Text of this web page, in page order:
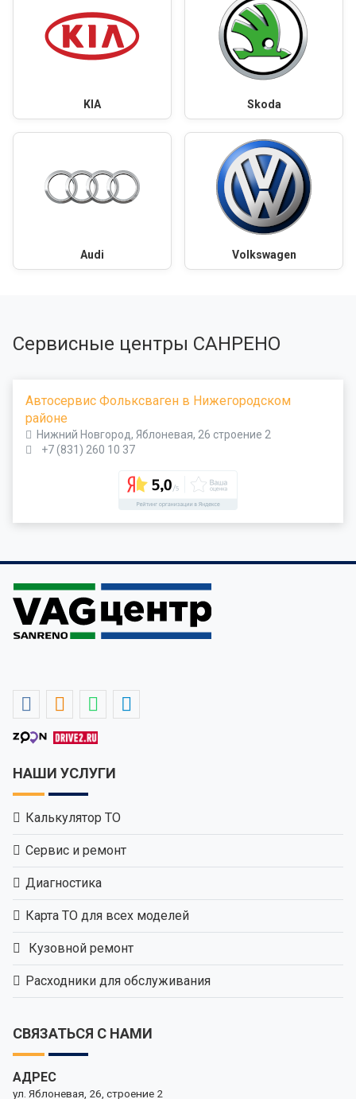
KIA Skoda
Audi Volkswagen
Сервисные центры САНРЕНО
Автосервис Фольксваген в Нижегородском
районе
Нижний Новгород, Яблоневая, 26 строение 2
+7 (831) 260 10 37
НАШИ УСЛУГИ
Калькулятор ТО
Сервис и ремонт
Диагностика
Карта ТО для всех моделей
Кузовной ремонт
Расходники для обслуживания
СВЯЗАТЬСЯ С НАМИ
АДРЕС
ул. Яблоневая, 26, строение 2